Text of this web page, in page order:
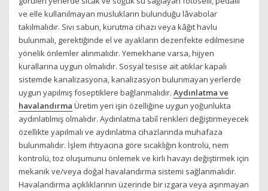
ve elle kullanılmayan muslukların bulunduğu lâvabolar
takılmalıdır. Sıvı sabun, kurutma cihazı veya kâğıt havlu
bulunmalı, gerektiğinde el ve ayakların dezenfekte edilmesine
yönelik önlemler alınmalıdır. Yemekhane varsa, hijyen
kurallarına uygun olmalıdır. Sosyal tesise ait atıklar kapalı
sistemde kanalizasyona, kanalizasyon bulunmayan yerlerde
uygun yapılmış foseptiklere bağlanmalıdır.Aydınlatma ve
havalandırma Üretim yeri işin özelliğine uygun yoğunlukta
aydınlatılmış olmalıdır. Aydınlatma tabiî renkleri değiştirmeyecek
özellikte yapılmalı ve aydınlatma cihazlarında muhafaza
bulunmalıdır. İşlem ihtiyacına göre sıcaklığın kontrolü, nem
kontrolü, toz oluşumunu önlemek ve kirli havayı değiştirmek için
mekanik ve/veya doğal havalandırma sistemi sağlanmalıdır.
Havalandırma açıklıklarının üzerinde bir ızgara veya aşınmayan